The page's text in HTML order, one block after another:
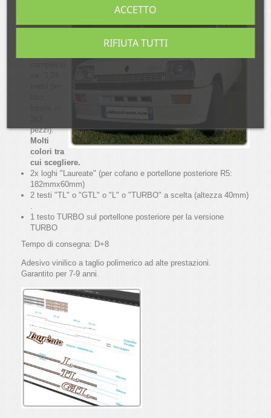
pezzi).
Molti
colori tra
cui scegliere.
2x loghi "Laureate" (per cofano e portellone posteriore R5:
182mmx60mm)
2 testi "TL" o "GTL" o "L" o "TURBO" a scelta (altezza 40mm)
.
1 testo TURBO sul portellone posteriore per la versione
TURBO
Tempo di consegna: D+8
Adesivo vinilico a taglio polimerico ad alte prestazioni.
Garantito per 7-9 anni.
RIFIUTA TUTTI
ACCETTO